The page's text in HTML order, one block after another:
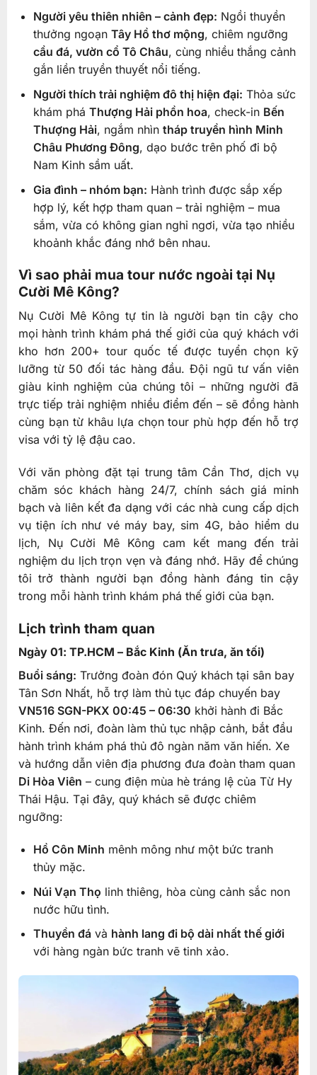
Người yêu thiên nhiên – cảnh đẹp: Ngồi thuyền
thưởng ngoạn Tây Hồ thơ mộng, chiêm ngưỡng
cầu đá, vườn cổ Tô Châu, cùng nhiều thắng cảnh
gắn liền truyền thuyết nổi tiếng.
Người thích trải nghiệm đô thị hiện đại: Thỏa sức
khám phá Thượng Hải phồn hoa, check-in Bến
Thượng Hải, ngắm nhìn tháp truyền hình Minh
Châu Phương Đông, dạo bước trên phố đi bộ
Nam Kinh sầm uất.
Gia đình – nhóm bạn: Hành trình được sắp xếp
hợp lý, kết hợp tham quan – trải nghiệm – mua
sắm, vừa có không gian nghỉ ngơi, vừa tạo nhiều
khoảnh khắc đáng nhớ bên nhau.
Vì sao phải mua tour nước ngoài tại Nụ
Cười Mê Kông?
Nụ Cười Mê Kông tự tin là người bạn tin cậy cho
mọi hành trình khám phá thế giới của quý khách với
kho hơn 200+ tour quốc tế được tuyển chọn kỹ
lưỡng từ 50 đối tác hàng đầu. Đội ngũ tư vấn viên
giàu kinh nghiệm của chúng tôi – những người đã
trực tiếp trải nghiệm nhiều điểm đến – sẽ đồng hành
cùng bạn từ khâu lựa chọn tour phù hợp đến hỗ trợ
visa với tỷ lệ đậu cao.
Với văn phòng đặt tại trung tâm Cần Thơ, dịch vụ
chăm sóc khách hàng 24/7, chính sách giá minh
bạch và liên kết đa dạng với các nhà cung cấp dịch
vụ tiện ích như vé máy bay, sim 4G, bảo hiểm du
lịch, Nụ Cười Mê Kông cam kết mang đến trải
nghiệm du lịch trọn vẹn và đáng nhớ. Hãy để chúng
tôi trở thành người bạn đồng hành đáng tin cậy
trong mỗi hành trình khám phá thế giới của bạn.
Lịch trình tham quan
Ngày 01: TP.HCM – Bắc Kinh (Ăn trưa, ăn tối)
Buổi sáng: Trưởng đoàn đón Quý khách tại sân bay
Tân Sơn Nhất, hỗ trợ làm thủ tục đáp chuyến bay
VN516 SGN-PKX 00:45 – 06:30 khởi hành đi Bắc
Kinh. Đến nơi, đoàn làm thủ tục nhập cảnh, bắt đầu
hành trình khám phá thủ đô ngàn năm văn hiến. Xe
và hướng dẫn viên địa phương đưa đoàn tham quan
Di Hòa Viên – cung điện mùa hè tráng lệ của Từ Hy
Thái Hậu. Tại đây, quý khách sẽ được chiêm
ngưỡng:
Hồ Côn Minh mênh mông như một bức tranh
thủy mặc.
Núi Vạn Thọ linh thiêng, hòa cùng cảnh sắc non
nước hữu tình.
Thuyền đávà hành lang đi bộ dài nhất thế giới
với hàng ngàn bức tranh vẽ tinh xảo.